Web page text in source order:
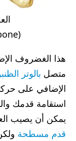
(Accessory navicular bone)
هذا الغضروف
متصل بالوتر
الإضافي على
استقامة قدمك
يمكن أن يصيب
قدم مسطحة